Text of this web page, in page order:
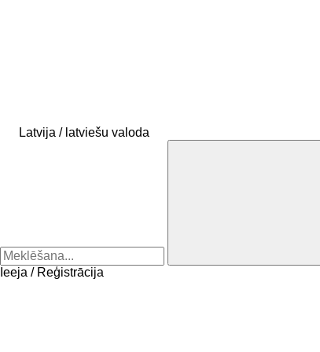
Latvija / latviešu valoda
Ieeja / Reģistrācija